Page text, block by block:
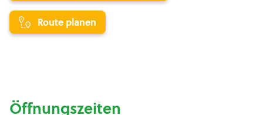
Route planen
Öffnungszeiten